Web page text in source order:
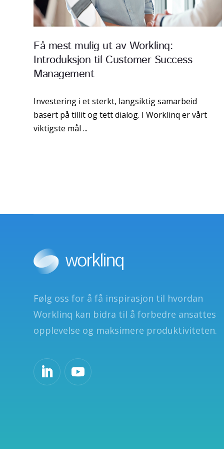
Få mest mulig ut av Worklinq:
Introduksjon til Customer Success
Management
Investering i et sterkt, langsiktig samarbeid
basert på tillit og tett dialog. I Worklinq er vårt
viktigste mål ...
Følg oss for å få inspirasjon til hvordan
Worklinq kan bidra til å forbedre ansattes
opplevelse og maksimere produktiviteten.